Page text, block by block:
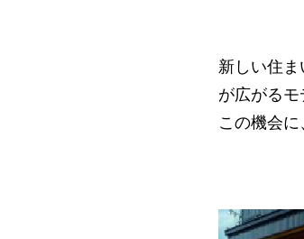
新しい住
が広がる
この機会